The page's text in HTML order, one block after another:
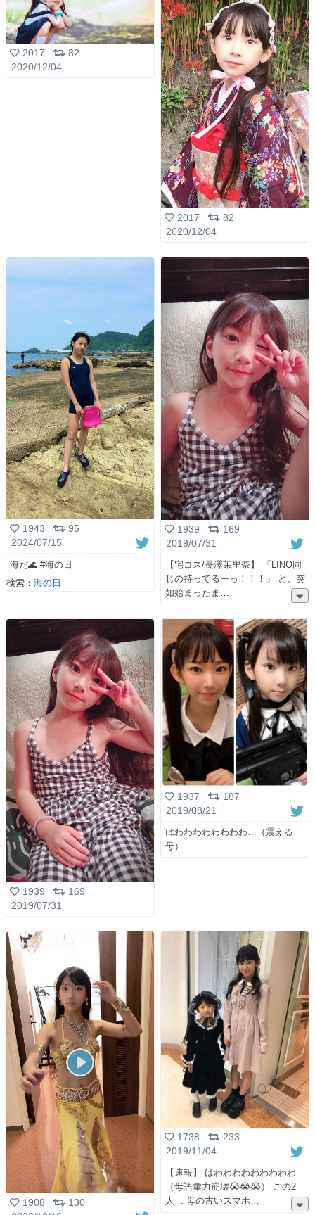
2017
82
2020/12/04
2017
82
2020/12/04
1943
95
2024/07/15
海だ🌊 #海の日
検索： 海の日
1939
169
2019/07/31
【宅コス/長澤茉里奈】 「LINO同
じの持ってるーっ！！！」 と、突
如始まったま
1939
169
2019/07/31
1937
187
2019/08/21
はわわわわわわわわ…（震える
母）
1908
130
1738
233
2019/11/04
【速報】 はわわわわわわわわわ
（母語彙力崩壊😭😭😭） この2
人… 母の古いスマホ